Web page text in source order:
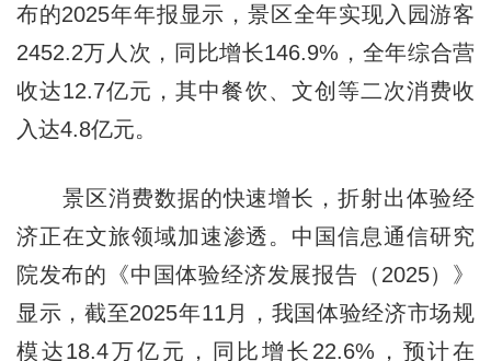
布的2025年年报显示，景区全年实现入园游客
2452.2万人次，同比增长146.9%，全年综合营
收达12.7亿元，其中餐饮、文创等二次消费收
入达4.8亿元。
景区消费数据的快速增长，折射出体验经
济正在文旅领域加速渗透。中国信息通信研究
院发布的《中国体验经济发展报告（2025）》
显示，截至2025年11月，我国体验经济市场规
模达18.4万亿元，同比增长22.6%，预计在